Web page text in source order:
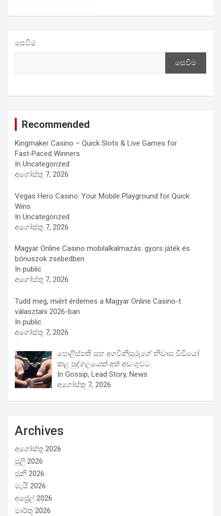
සෙවීම
සෙවීම
Recommended
Kingmaker Casino – Quick Slots & Live Games for
Fast‑Paced Winners
In Uncategorized
අගෝස්තු 7, 2026
Vegas Hero Casino: Your Mobile Playground for Quick
Wins
In Uncategorized
අගෝස්තු 7, 2026
Magyar Online Casino mobilalkalmazás: gyors játék és
bónuszok zsebedben
In public
අගෝස්තු 7, 2026
Tudd meg, miért érdemes a Magyar Online Casino-t
választani 2026-ban
In public
අගෝස්තු 7, 2026
පොලිස්පති සහ අගවිනිසුරුගේ නිවාස වීඩියෝ
කළ පුද්ගලයෙක් අත් අඩංගුවට.
In Gossip, Lead Story, News
අගෝස්තු 7, 2026
Archives
අගෝස්තු 2026
ජූලි 2026
ජූනි 2026
මැයි 2026
අප්‍රේල් 2026
මාර්තු 2026